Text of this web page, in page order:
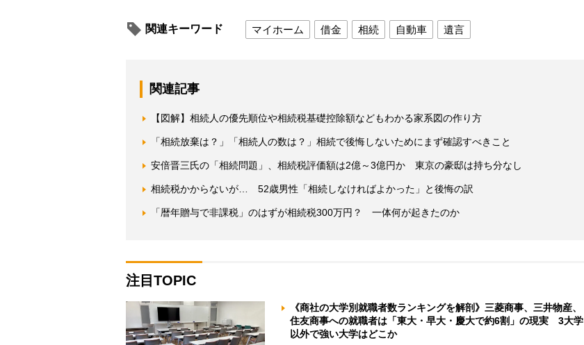
関連キーワード マイホーム 借金 相続 自動車 遺言
関連記事
【図解】相続人の優先順位や相続税基礎控除額などもわかる家系図の作り方
「相続放棄は？」「相続人の数は？」相続で後悔しないためにまず確認すべきこと
安倍晋三氏の「相続問題」、相続税評価額は2億～3億円か 東京の豪邸は持ち分なし
相続税かからないが… 52歳男性「相続しなければよかった」と後悔の訳
「暦年贈与で非課税」のはずが相続税300万円？ 一体何が起きたのか
注目TOPIC
《商社の大学別就職者数ランキングを解剖》三菱商事、三井物産、
住友商事への就職者は「東大・早大・慶大で約6割」の現実 3大学
以外で強い大学はどこか